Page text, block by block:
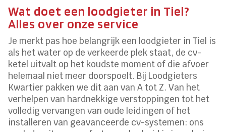
Wat doet een loodgieter in Tiel?
Alles over onze service
Je merkt pas hoe belangrijk een loodgieter in Tiel is
als het water op de verkeerde plek staat, de cv-
ketel uitvalt op het koudste moment of die afvoer
helemaal niet meer doorspoelt. Bij Loodgieters
Kwartier pakken we dit aan van A tot Z. Van het
verhelpen van hardnekkige verstoppingen tot het
volledig vervangen van oude leidingen of het
installeren van geavanceerde cv-systemen: ons